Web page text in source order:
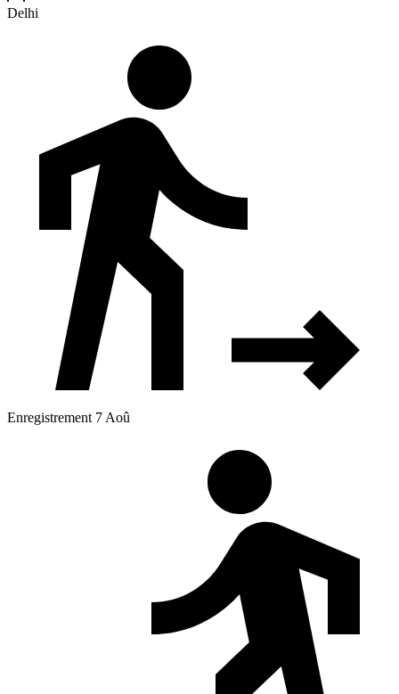
Delhi
Enregistrement 7 Aoû